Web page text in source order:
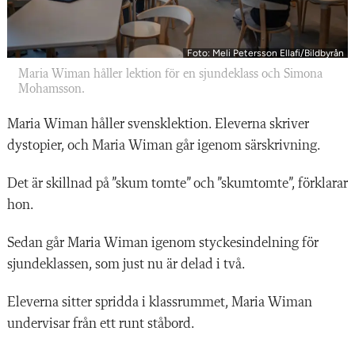
Foto: Meli Petersson Ellafi/Bildbyrån
Maria Wiman håller lektion för en sjundeklass och Simona
Mohamsson.
Maria Wiman håller svensklektion. Eleverna skriver
dystopier, och Maria Wiman går igenom särskrivning.
Det är skillnad på ”skum tomte” och ”skumtomte”, förklarar
hon.
Sedan går Maria Wiman igenom styckesindelning för
sjundeklassen, som just nu är delad i två.
Eleverna sitter spridda i klassrummet, Maria Wiman
undervisar från ett runt ståbord.